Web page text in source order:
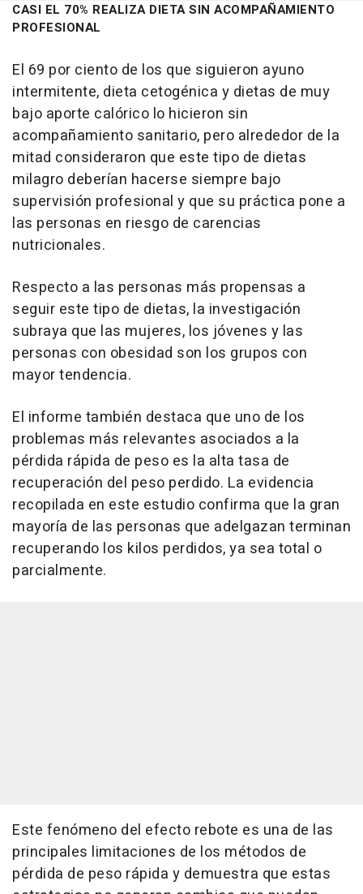
CASI EL 70% REALIZA DIETA SIN ACOMPAÑAMIENTO
PROFESIONAL
El 69 por ciento de los que siguieron ayuno
intermitente, dieta cetogénica y dietas de muy
bajo aporte calórico lo hicieron sin
acompañamiento sanitario, pero alrededor de la
mitad consideraron que este tipo de dietas
milagro deberían hacerse siempre bajo
supervisión profesional y que su práctica pone a
las personas en riesgo de carencias
nutricionales.
Respecto a las personas más propensas a
seguir este tipo de dietas, la investigación
subraya que las mujeres, los jóvenes y las
personas con obesidad son los grupos con
mayor tendencia.
El informe también destaca que uno de los
problemas más relevantes asociados a la
pérdida rápida de peso es la alta tasa de
recuperación del peso perdido. La evidencia
recopilada en este estudio confirma que la gran
mayoría de las personas que adelgazan terminan
recuperando los kilos perdidos, ya sea total o
parcialmente.
Este fenómeno del efecto rebote es una de las
principales limitaciones de los métodos de
pérdida de peso rápida y demuestra que estas